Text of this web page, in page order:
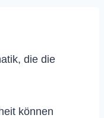
die die
können